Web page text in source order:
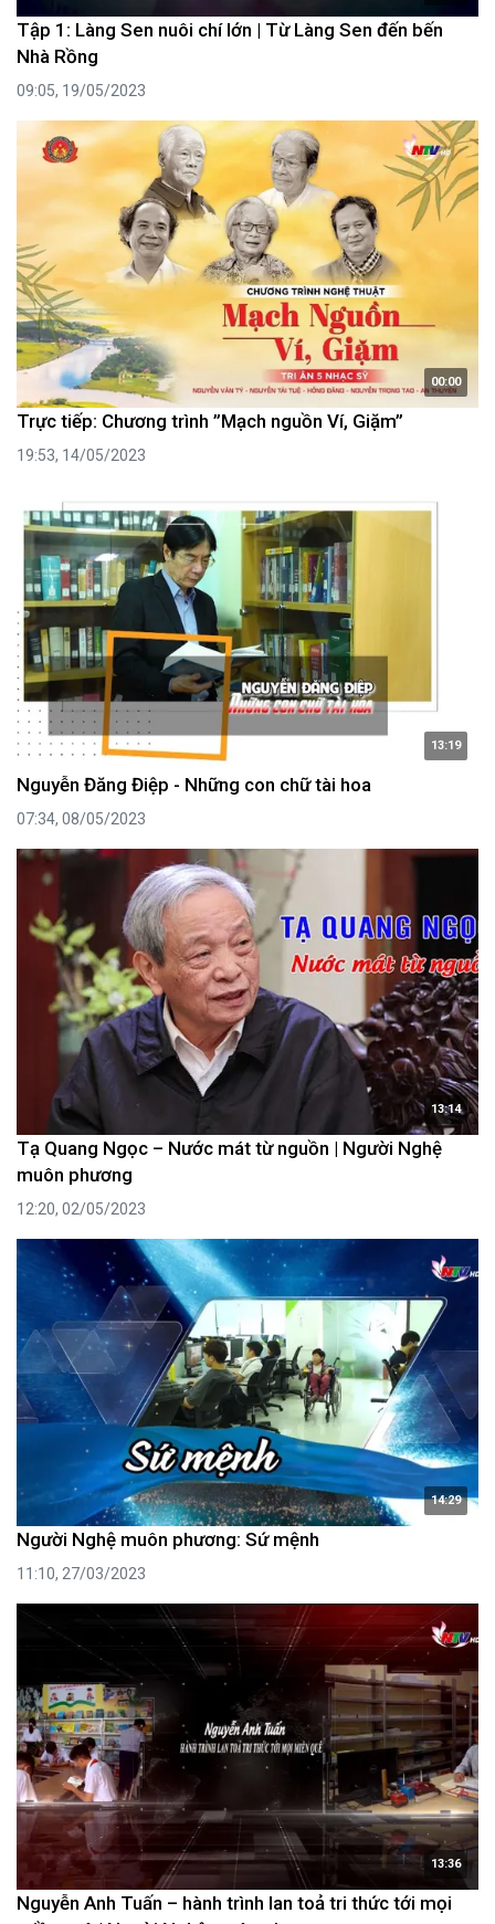
Tập 1: Làng Sen nuôi chí lớn | Từ Làng Sen đến bến
Nhà Rồng
09:05, 19/05/2023
00:00
Trực tiếp: Chương trình ”Mạch nguồn Ví, Giặm”
19:53, 14/05/2023
13:19
Nguyễn Đăng Điệp - Những con chữ tài hoa
07:34, 08/05/2023
13:14
Tạ Quang Ngọc – Nước mát từ nguồn | Người Nghệ
muôn phương
12:20, 02/05/2023
14:29
Người Nghệ muôn phương: Sứ mệnh
11:10, 27/03/2023
13:36
Nguyễn Anh Tuấn – hành trình lan toả tri thức tới mọi